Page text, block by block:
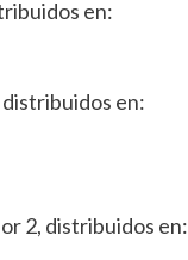
en:
en:
2, distribuidos en: